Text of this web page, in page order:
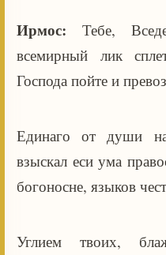
Ирмос:Тебе,
всемирный лик
Господа пойте и
Единаго от души
взыскал еси ума
богоносне, языков
Углием твоих,